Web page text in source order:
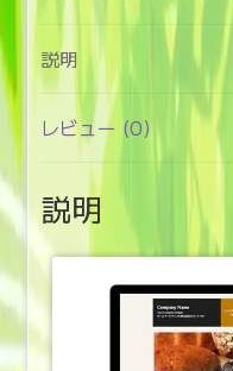
ビ
ス
(ab077)
説明
レビュー (0)
説明